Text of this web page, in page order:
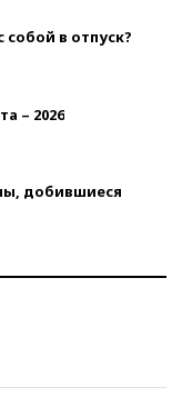
в отпуск?
– 2026
добившиеся